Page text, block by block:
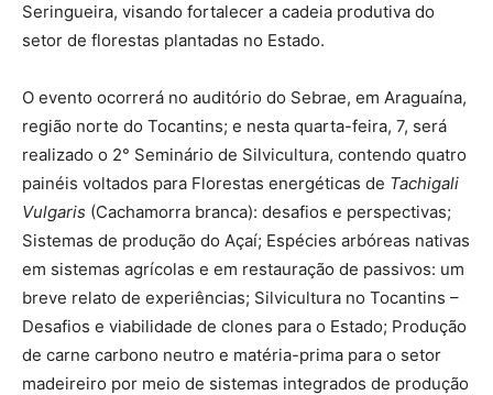
Seringueira, visando fortalecer a cadeia produtiva do
setor de florestas plantadas no Estado.
O evento ocorrerá no auditório do Sebrae, em Araguaína,
região norte do Tocantins; e nesta quarta-feira, 7, será
realizado o 2° Seminário de Silvicultura, contendo quatro
painéis voltados para Florestas energéticas de Tachigali
Vulgaris (Cachamorra branca): desafios e perspectivas;
Sistemas de produção do Açaí; Espécies arbóreas nativas
em sistemas agrícolas e em restauração de passivos: um
breve relato de experiências; Silvicultura no Tocantins –
Desafios e viabilidade de clones para o Estado; Produção
de carne carbono neutro e matéria-prima para o setor
madeireiro por meio de sistemas integrados de produção